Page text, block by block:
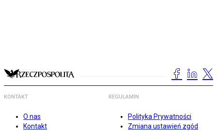
KONTAKT
O nas
Kontakt
REGULAMIN
Polityka Prywatności
Zmiana ustawień zgód